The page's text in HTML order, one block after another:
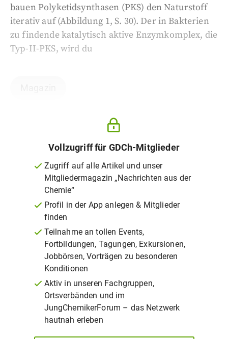
bauen Polyketidsynthasen (PKS) den Naturstoff
iterativ auf (Abbildung 1, S. 30). Der in Bakterien
zu findende katalytisch aktive Enzymkomplex, die
Typ-II-PKS, wird du
Vollzugriff für GDCh-Mitglieder
Zugriff auf alle Artikel und unser
Mitgliedermagazin „Nachrichten aus der
Chemie“
Profil in der App anlegen & Mitglieder
finden
Teilnahme an tollen Events,
Fortbildungen, Tagungen, Exkursionen,
Jobbörsen, Vorträgen zu besonderen
Konditionen
Aktiv in unseren Fachgruppen,
Ortsverbänden und im
JungChemikerForum – das Netzwerk
hautnah erleben